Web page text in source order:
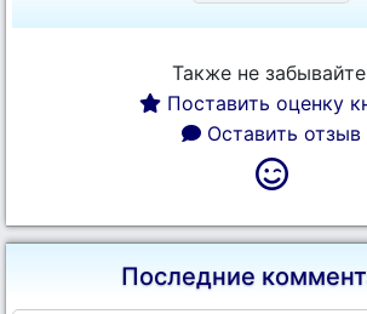
Также не
Поставить оценку
Оставить отзыв
Последние